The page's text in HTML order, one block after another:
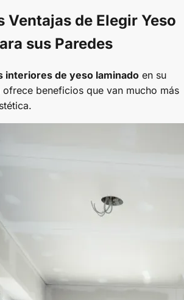
Ventajas de Elegir Yeso
sus Paredes
interiores de yeso laminado en su
beneficios que van mucho más